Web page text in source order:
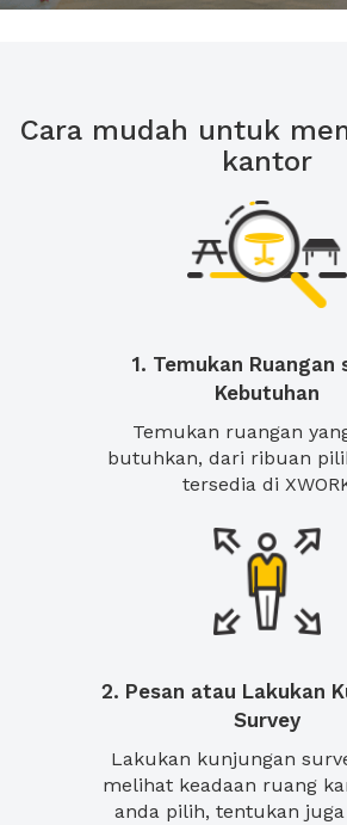
Cara mudah untuk
kantor
1. Temukan Ruangan
Kebutuhan
Temukan ruangan
butuhkan, dari ribuan
tersedia di
2. Pesan atau Lakukan
Survey
Lakukan kunjungan
melihat keadaan ruang
anda pilih, tentukan